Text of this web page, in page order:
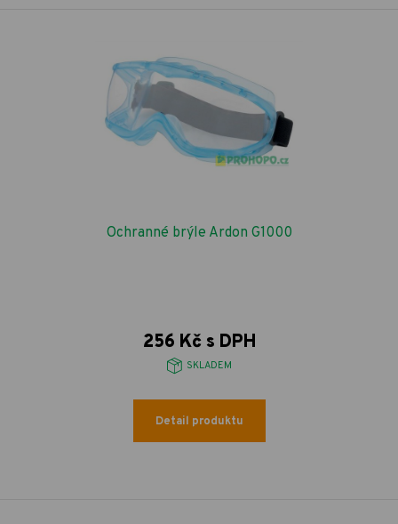
Ochranné brýle Ardon G1000
256 Kč s DPH
SKLADEM
Detail produktu